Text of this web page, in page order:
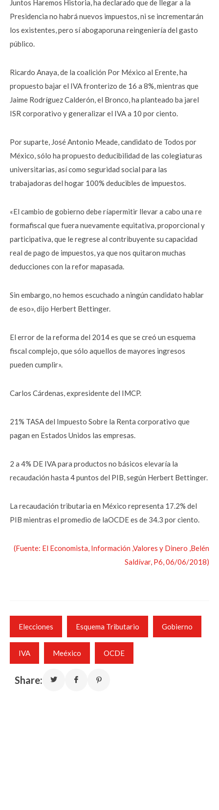
Juntos Haremos Historia, ha declarado que de llegar a la
Presidencia no habrá nuevos impuestos, ni se incrementarán
los existentes, pero sí abogaporuna reingeniería del gasto
público.
Ricardo Anaya, de la coalición Por México al Erente, ha
propuesto bajar el IVA fronterizo de 16 a 8%, mientras que
Jaime Rodríguez Calderón, el Bronco, ha planteado ba jarel
ISR corporativo y generalizar el IVA a 10 por ciento.
Por suparte, José Antonio Meade, candidato de Todos por
México, sólo ha propuesto deducibilidad de las colegiaturas
universitarias, así como seguridad social para las
trabajadoras del hogar 100% deducibles de impuestos.
«El cambio de gobierno debe ríapermitir llevar a cabo una re
formafiscal que fuera nuevamente equitativa, proporcional y
participativa, que le regrese al contribuyente su capacidad
real de pago de impuestos, ya que nos quitaron muchas
deducciones con la refor mapasada.
Sin embargo, no hemos escuchado a ningún candidato hablar
de eso», dijo Herbert Bettinger.
El error de la reforma del 2014 es que se creó un esquema
fiscal complejo, que sólo aquellos de mayores ingresos
pueden cumplir».
Carlos Cárdenas, expresidente del IMCP.
21% TASA del Impuesto Sobre la Renta corporativo que
pagan en Estados Unidos las empresas.
2 a 4% DE IVA para productos no básicos elevaría la
recaudación hasta 4 puntos del PIB, según Herbert Bettinger.
La recaudación tributaria en México representa 17.2% del
PIB mientras el promedio de laOCDE es de 34.3 por ciento.
(Fuente: El Economista, Información ,Valores y Dinero ,Belén
Saldívar, P6, 06/06/2018)
Elecciones Esquema Tributario Gobierno
IVA Meéxico OCDE
Share: